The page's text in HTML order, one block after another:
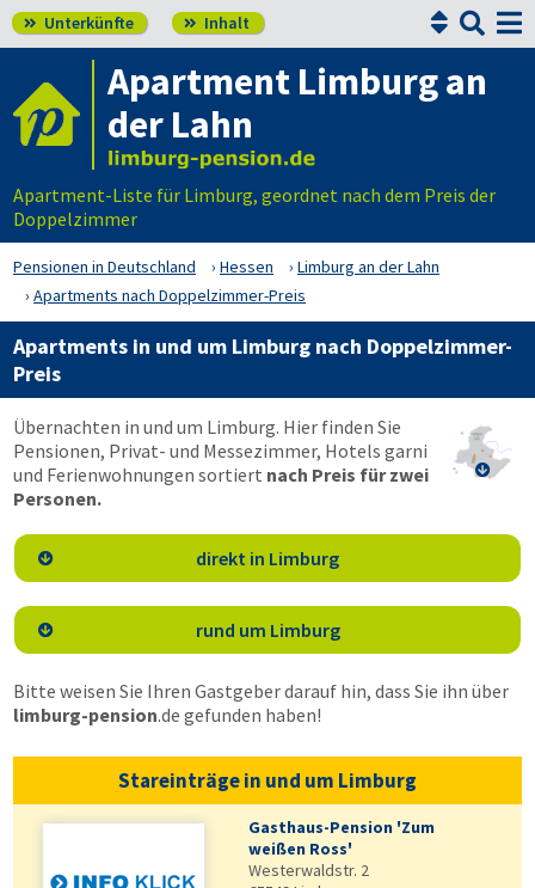
 Unterkünfte  Inhalt 

Apartment Limburg an
der Lahn
Apartment-Liste für Limburg, geordnet nach dem Preis der
Doppelzimmer
Pensionen in Deutschland Hessen
Limburg an der Lahn
Apartments nach Doppelzimmer-Preis
Apartments in und um Limburg nach Doppelzimmer-
Preis

Übernachten in und um Limburg. Hier finden Sie
Pensionen, Privat- und Messezimmer, Hotels garni
und Ferienwohnungen sortiert nach Preis für zwei
Personen.
 direkt in Limburg
 rund um Limburg
Bitte weisen Sie Ihren Gastgeber darauf hin, dass Sie ihn über
limburg-pension.de gefunden haben!
Stareinträge in und um Limburg
Gasthaus-Pension 'Zum
weißen Ross'
Westerwaldstr. 2